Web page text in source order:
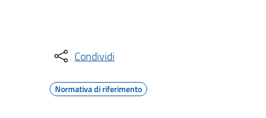
Condividi
Normativa di riferimento